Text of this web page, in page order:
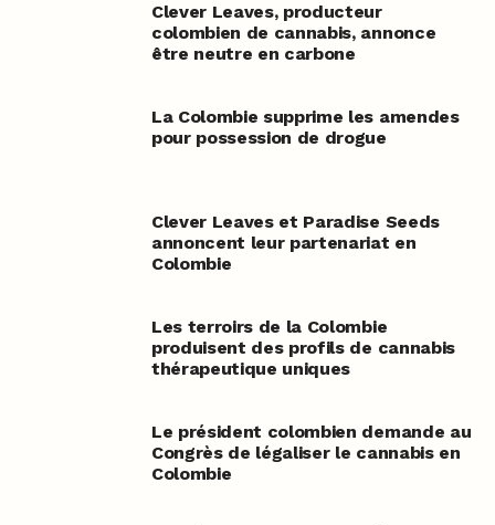
Clever Leaves, producteur
colombien de cannabis, annonce
être neutre en carbone
La Colombie supprime les amendes
pour possession de drogue
Clever Leaves et Paradise Seeds
annoncent leur partenariat en
Colombie
Les terroirs de la Colombie
produisent des profils de cannabis
thérapeutique uniques
Le président colombien demande au
Congrès de légaliser le cannabis en
Colombie